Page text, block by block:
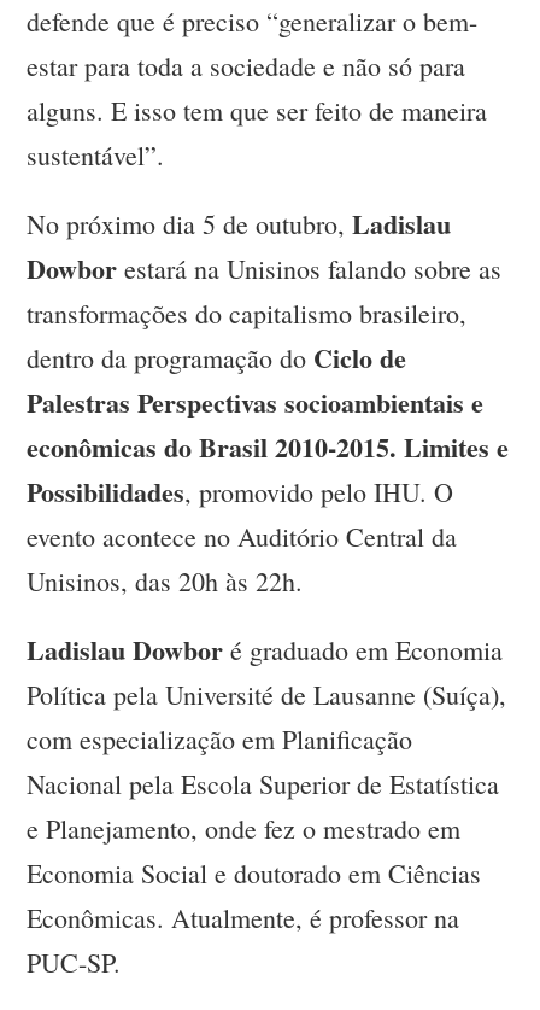
defende que é preciso “generalizar o bem-
estar para toda a sociedade e não só para
alguns. E isso tem que ser feito de maneira
sustentável”.
No próximo dia 5 de outubro,Ladislau
Dowbor estará na Unisinos falando sobre as
transformações do capitalismo brasileiro,
dentro da programação do Ciclo de
Palestras Perspectivas socioambientais e
econômicas do Brasil 2010-2015. Limites e
Possibilidades, promovido pelo IHU. O
evento acontece no Auditório Central da
Unisinos, das 20h às 22h.
Ladislau Dowbor é graduado em Economia
Política pela Université de Lausanne (Suíça),
com especialização em Planificação
Nacional pela Escola Superior de Estatística
e Planejamento, onde fez o mestrado em
Economia Social e doutorado em Ciências
Econômicas. Atualmente, é professor na
PUC-SP.